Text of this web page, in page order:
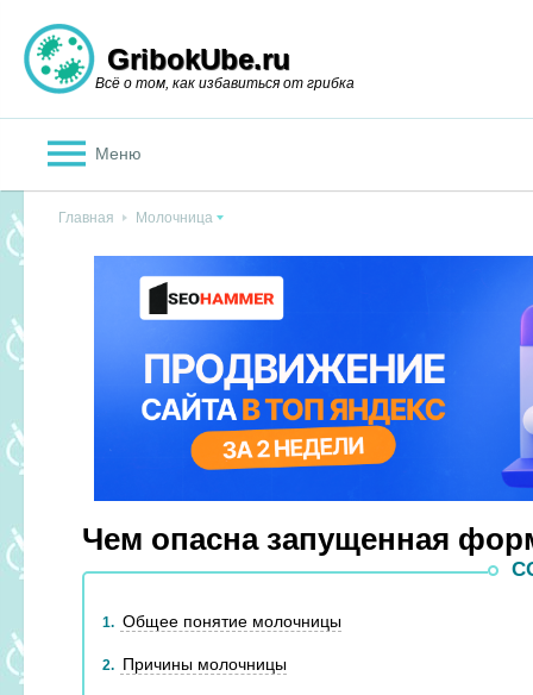
GribokUbe.ru
Всё о том, как избавиться от грибка
Меню
Главная Молочница
Чем опасна запущенная
1 Общее понятие молочницы
2 Причины молочницы